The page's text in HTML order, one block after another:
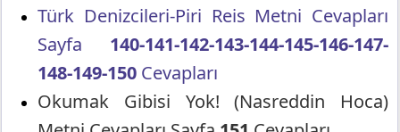
Türk Denizcileri-Piri Reis Metni Cevapları
Sayfa 140-141-142-143-144-145-146-147-
148-149-150 Cevapları
Okumak Gibisi Yok! (Nasreddin Hoca)